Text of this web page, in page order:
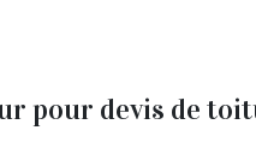
pour devis de